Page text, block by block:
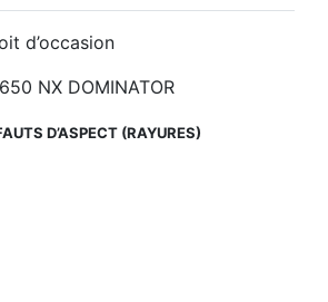
d’occasion
NX DOMINATOR
D’ASPECT (RAYURES)